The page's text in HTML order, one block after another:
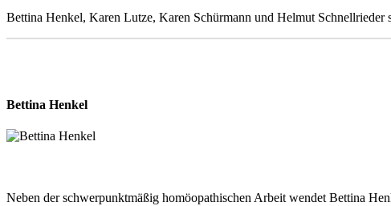
Bettina Henkel, Karen Lutze, Karen Schürmann und Helmut
Bettina Henkel
Neben der schwerpunktmäßig homöopathischen Arbeit wendet Bettina